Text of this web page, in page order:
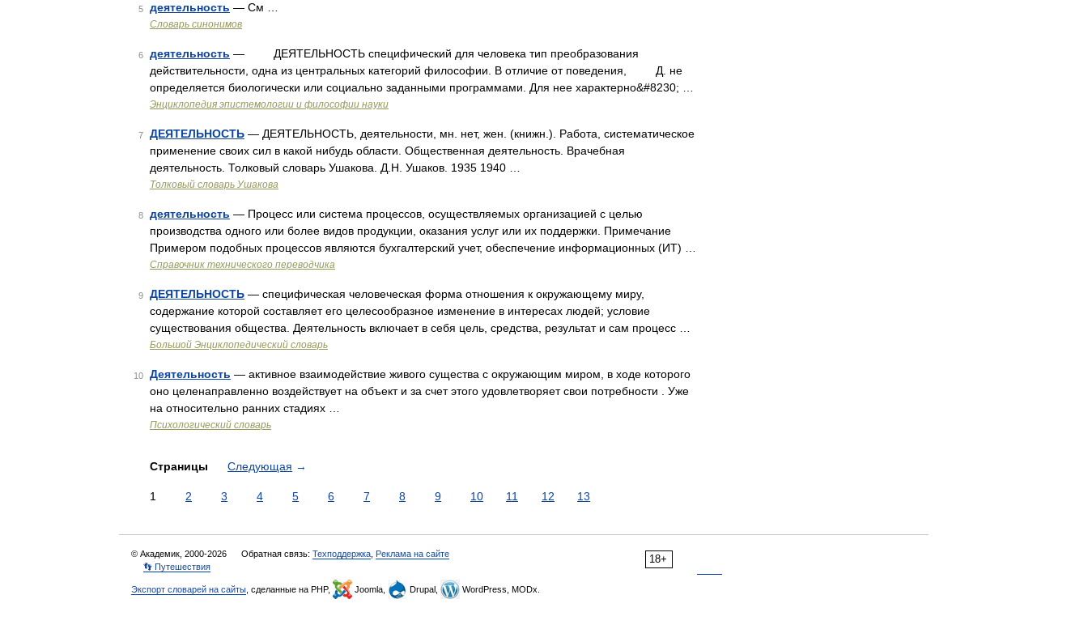
5 деятельность — См …
Словарь синонимов
6 деятельность — ДЕЯТЕЛЬНОСТЬ специфический для человека тип преобразования
действительности, одна из центральных категорий философии. В отличие от поведения, Д. не
определяется биологически или социально заданными программами. Для нее характерно&#8230; …
Энциклопедия эпистемологии и философии науки
7 ДЕЯТЕЛЬНОСТЬ — ДЕЯТЕЛЬНОСТЬ, деятельности, мн. нет, жен. (книжн.). Работа, систематическое
применение своих сил в какой нибудь области. Общественная деятельность. Врачебная
деятельность. Толковый словарь Ушакова. Д.Н. Ушаков. 1935 1940 …
Толковый словарь Ушакова
8 деятельность — Процесс или система процессов, осуществляемых организацией с целью
производства одного или более видов продукции, оказания услуг или их поддержки. Примечание
Примером подобных процессов являются бухгалтерский учет, обеспечение информационных (ИТ) …
Справочник технического переводчика
9 ДЕЯТЕЛЬНОСТЬ — специфическая человеческая форма отношения к окружающему миру,
содержание которой составляет его целесообразное изменение в интересах людей; условие
существования общества. Деятельность включает в себя цель, средства, результат и сам процесс …
Большой Энциклопедический словарь
10 Деятельность — активное взаимодействие живого существа с окружающим миром, в ходе которого
оно целенаправленно воздействует на объект и за счет этого удовлетворяет свои потребности . Уже
на относительно ранних стадиях …
Психологический словарь
Страницы Следующая →
1 2 3 4 5 6 7 8 9 10 11 12 13
18+
© Академик, 2000-2026 Обратная связь: Техподдержка Реклама на сайте
👣 Путешествия
Экспорт словарей на сайты , сделанные на PHP, Joomla, Drupal, WordPress, MODx.